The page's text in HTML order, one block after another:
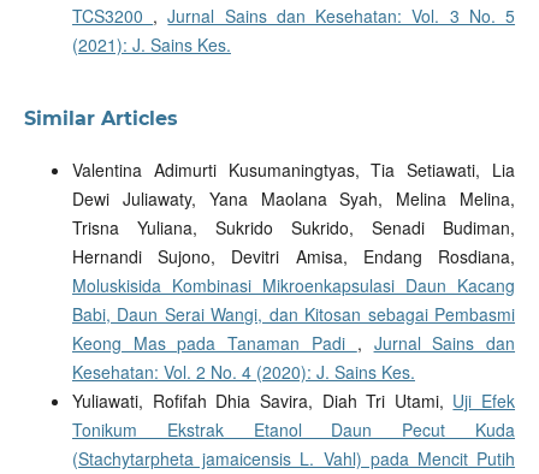
TCS3200 ,Jurnal Sains dan Kesehatan: Vol. 3 No. 5
(2021): J. Sains Kes.
Similar Articles
Valentina Adimurti Kusumaningtyas, Tia Setiawati, Lia
Dewi Juliawaty, Yana Maolana Syah, Melina Melina,
Trisna Yuliana, Sukrido Sukrido, Senadi Budiman,
Hernandi Sujono, Devitri Amisa, Endang Rosdiana,
Moluskisida Kombinasi Mikroenkapsulasi Daun Kacang
Babi, Daun Serai Wangi, dan Kitosan sebagai Pembasmi
Keong Mas pada Tanaman Padi , Jurnal Sains dan
Kesehatan: Vol. 2 No. 4 (2020): J. Sains Kes.
Yuliawati, Rofifah Dhia Savira, Diah Tri Utami, Uji Efek
Tonikum Ekstrak Etanol Daun Pecut Kuda
(Stachytarpheta jamaicensis L. Vahl) pada Mencit Putih